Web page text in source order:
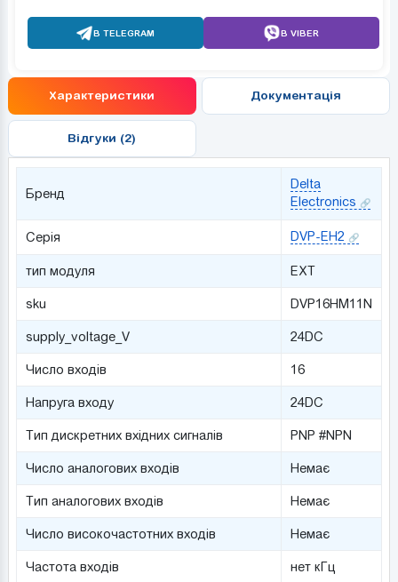
В TELEGRAM В VIBER
Характеристики Документація
Відгуки (2)
Бренд
Delta
Electronics
Серія DVP-EH2
тип модуля EXT
sku DVP16HM11N
supply_voltage_V 24DC
Число входів 16
Напруга входу 24DC
Тип дискретних вхідних сигналів PNP #NPN
Число аналогових входів Немає
Тип аналогових входів Немає
Число високочастотних входів Немає
Частота входів нет кГц